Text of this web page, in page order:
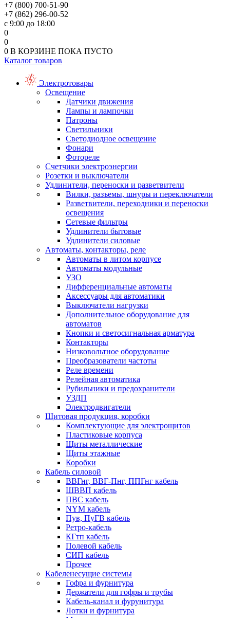
+7 (800) 700-51-90
+7 (862) 296-00-52
с 9:00 до 18:00
0
0
0 В КОРЗИНЕ ПОКА ПУСТО
Каталог товаров
Электротовары
Освещение
Датчики движения
Лампы и лампочки
Патроны
Светильники
Светодиодное освещение
Фонари
Фотореле
Счетчики электроэнергии
Розетки и выключатели
Удлинители, переноски и разветвители
Вилки, разъемы, шнуры и переключатели
Разветвители, переходники и переноски
освещения
Сетевые фильтры
Удлинители бытовые
Удлинители силовые
Автоматы, контакторы, реле
Автоматы в литом корпусе
Автоматы модульные
УЗО
Дифференциальные автоматы
Аксессуары для автоматики
Выключатели нагрузки
Дополнительное оборудование для
автоматов
Кнопки и светосигнальная арматура
Контакторы
Низковольтное оборудование
Преобразователи частоты
Реле времени
Релейная автоматика
Рубильники и предохранители
УЗДП
Электродвигатели
Щитовая продукция, коробки
Комплектующие для электрощитов
Пластиковые корпуса
Щиты металлические
Щиты этажные
Коробки
Кабель силовой
ВВГнг, ВВГ-Пнг, ППГнг кабель
ШВВП кабель
ПВС кабель
NYM кабель
Пув, ПуГВ кабель
Ретро-кабель
КГтп кабель
Полевой кабель
СИП кабель
Прочее
Кабеленесущие системы
Гофра и фурнитура
Держатели для гофры и трубы
Кабель-канал и фурунитура
Лотки и фурнитура